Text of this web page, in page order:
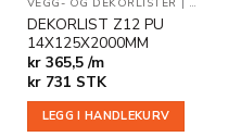
VEGG- OG DEKORLISTER | DEKOR
DEKORLIST Z12 PU
14X125X2000MM
kr 365,5 /m
kr731 STK
LEGG I HANDLEKURV